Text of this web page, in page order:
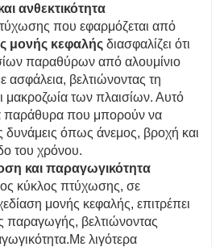
ανθεκτικότητα
που εφαρμόζεται από
μονής κεφαλής διασφαλίζει ότι
παραθύρων από αλουμίνιο
ασφάλεια, βελτιώνοντας τη
μακροζωία των πλαισίων. Αυτό
παράθυρα που μπορούν να
δυνάμεις όπως άνεμος, βροχή και
του χρόνου.
και παραγωγικότητα
κύκλος πτύχωσης, σε
μονής κεφαλής, επιτρέπει
παραγωγής, βελτιώνοντας
λιγότερα